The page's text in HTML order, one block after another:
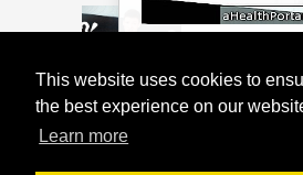
This website uses cookies to
the best experience on our
Learn more
नींद के दौरान
COPYRIGHT